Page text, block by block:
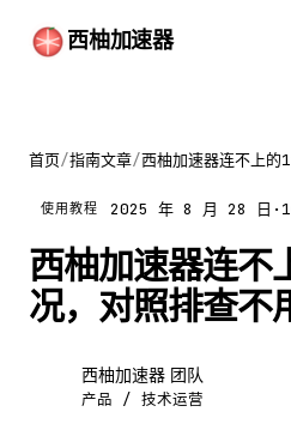
西柚加速器
首页/指南文章/西柚加速器连不上的
使用教程 2025 年 8 月 28 日 ·
西柚加速器连不
况，对照排查不
西柚加速器 团队
产品 / 技术运营